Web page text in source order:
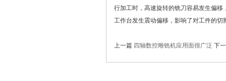
行加工时，高速旋转的铣刀容易发生偏
工作台发生震动偏移，影响了对工件的切
上一篇 四轴数控雕铣机应用面很广泛 下